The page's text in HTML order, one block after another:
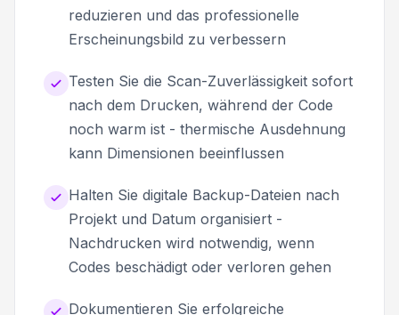
reduzieren und das professionelle
Erscheinungsbild zu verbessern
Testen Sie die Scan-Zuverlässigkeit sofort
nach dem Drucken, während der Code
noch warm ist - thermische Ausdehnung
kann Dimensionen beeinflussen
Halten Sie digitale Backup-Dateien nach
Projekt und Datum organisiert -
Nachdrucken wird notwendig, wenn
Codes beschädigt oder verloren gehen
Dokumentieren Sie erfolgreiche